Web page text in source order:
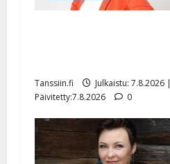
Tanssiin.fi
Julkaistu: 7.8.2026 |
Päivitetty:7.8.2026
0